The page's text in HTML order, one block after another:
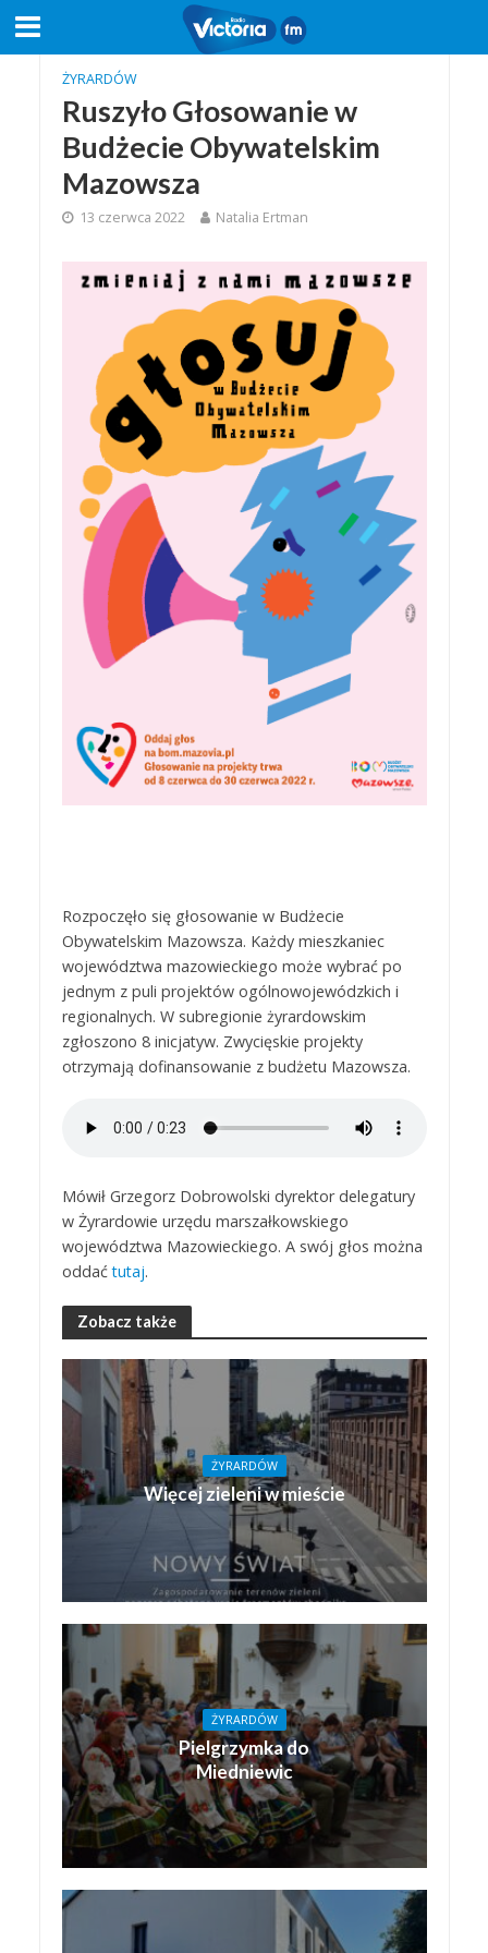
ŻYRARDÓW
Ruszyło Głosowanie w
Budżecie Obywatelskim
Mazowsza
13 czerwca 2022 Natalia Ertman
Rozpoczęło się głosowanie w Budżecie
Obywatelskim Mazowsza. Każdy mieszkaniec
województwa mazowieckiego może wybrać po
jednym z puli projektów ogólnowojewódzkich i
regionalnych. W subregionie żyrardowskim
zgłoszono 8 inicjatyw. Zwycięskie projekty
otrzymają dofinansowanie z budżetu Mazowsza.
Mówił Grzegorz Dobrowolski dyrektor delegatury
w Żyrardowie urzędu marszałkowskiego
województwa Mazowieckiego. A swój głos można
oddaćtutaj.
Zobacz także
ŻYRARDÓW
Więcej zieleni w mieście
ŻYRARDÓW
Pielgrzymka do
Miedniewic